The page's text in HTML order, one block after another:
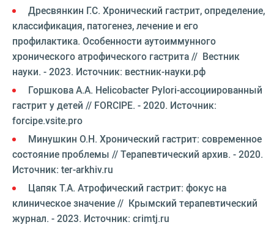
Дресвянкин Г.С. Хронический гастрит, определение,
классификация, патогенез, лечение и его
профилактика. Особенности аутоиммунного
хронического атрофического гастрита // Вестник
науки. - 2023. Источник: вестник-науки.рф
Горшкова А.А. Helicobacter Pylori-ассоциированный
гастрит у детей // FORCIPE. - 2020. Источник:
forcipe.vsite.pro
Минушкин О.Н. Хронический гастрит: современное
состояние проблемы // Терапевтический архив. - 2020.
Источник: ter-arkhiv.ru
Цапяк Т.А. Атрофический гастрит: фокус на
клиническое значение // Крымский терапевтический
журнал. - 2023. Источник: crimtj.ru